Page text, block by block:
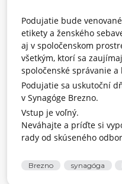
Podujatie bude
etikety a ženského
aj v spoločenskom
všetkým, ktorí sa
spoločenské správanie
Podujatie sa uskutoční
v Synagóge Brezno.
Vstup je voľný.
Neváhajte a príďte si
rady od skúseného
Brezno synagóga